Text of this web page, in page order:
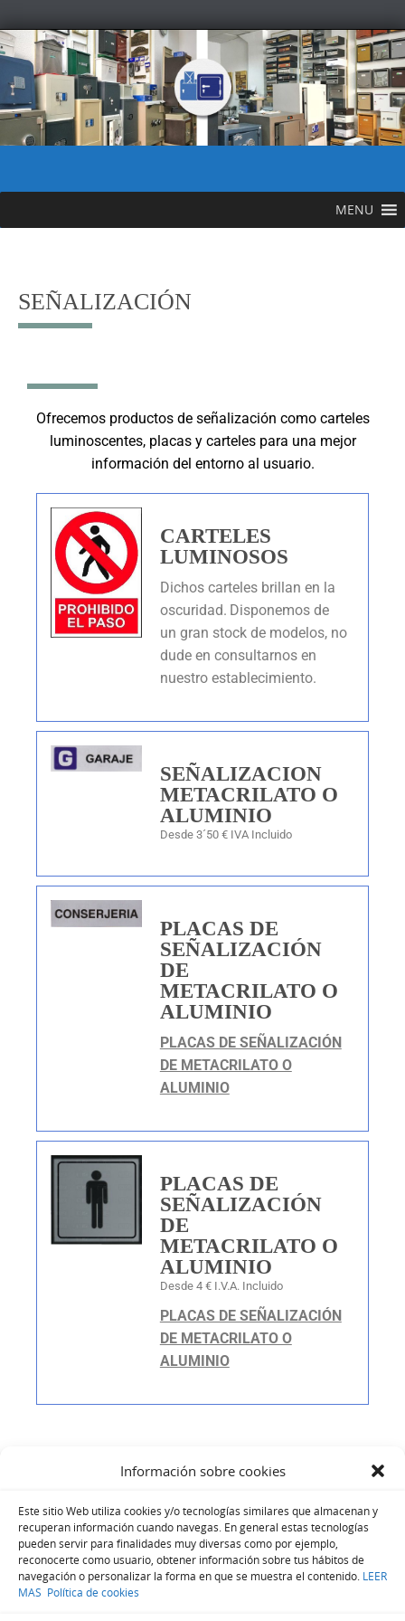
Información sobre cookies
Este sitio Web utiliza cookies y/o tecnologías similares que almacenan y
recuperan información cuando navegas. En general estas tecnologías
pueden servir para finalidades muy diversas como por ejemplo,
reconocerte como usuario, obtener información sobre tus hábitos de
navegación o personalizar la forma en que se muestra el contenido. LEER
MAS Política de cookies
MENU
SEÑALIZACIÓN
Ofrecemos productos de señalización como carteles
luminoscentes, placas y carteles para una mejor
información del entorno al usuario.
CARTELES
LUMINOSOS
Dichos carteles brillan en la
oscuridad. Disponemos de
un gran stock de modelos, no
dude en consultarnos en
nuestro establecimiento.
SEÑALIZACION
METACRILATO O
ALUMINIO
Desde 3´50 € IVA Incluido
PLACAS DE
SEÑALIZACIÓN
DE
METACRILATO O
ALUMINIO
PLACAS DE SEÑALIZACIÓN
DE METACRILATO O
ALUMINIO
PLACAS DE
SEÑALIZACIÓN
DE
METACRILATO O
ALUMINIO
Desde 4 € I.V.A. Incluido
PLACAS DE SEÑALIZACIÓN
DE METACRILATO O
ALUMINIO
ABRIR CAJAS FUERTES EN ALMERIA
¡Siguenos en Redes Sociales!